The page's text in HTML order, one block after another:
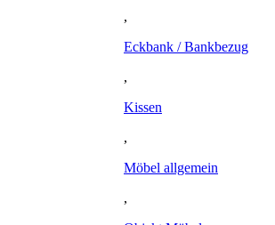
,
Eckbank / Bankbezug
,
Kissen
,
Möbel allgemein
,